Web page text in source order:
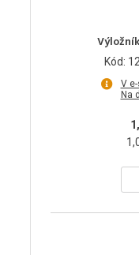
Kód:
V
Na